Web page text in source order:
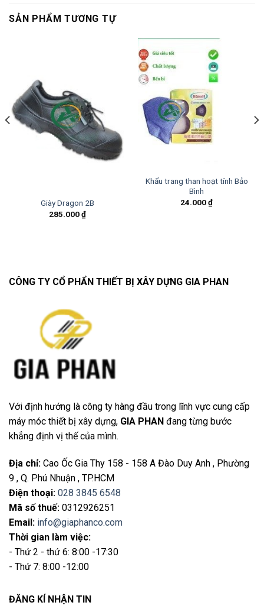
SẢN PHẨM TƯƠNG TỰ
Giày Dragon 2B
285.000₫
Khẩu trang than hoạt tính Bảo
Bình
24.000₫
CÔNG TY CỔ PHẨN THIẾT BỊ XÂY DỰNG GIA PHAN
Với định hướng là công ty hàng đầu trong lĩnh vực cung cấp
máy móc thiết bị xây dựng, GIA PHAN đang từng bước
khẳng định vị thế của mình.
Địa chỉ: Cao Ốc Gia Thy 158 - 158 A Đào Duy Anh , Phường
9 , Q. Phú Nhuận , TP.HCM
Điện thoại: 028 3845 6548
Mã số thuế: 0312926251
Email: info@giaphanco.com
Thời gian làm việc:
- Thứ 2 - thứ 6: 8:00 -17:30
- Thứ 7: 8:00 -12:00
ĐĂNG KÍ NHẬN TIN